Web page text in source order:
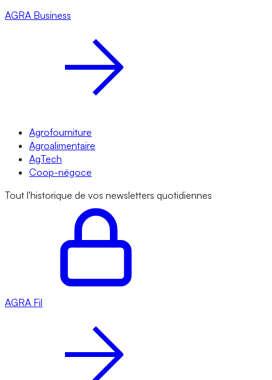
AGRA Business
Agrofourniture
Agroalimentaire
AgTech
Coop-négoce
Tout l'historique de vos newsletters quotidiennes
AGRA Fil